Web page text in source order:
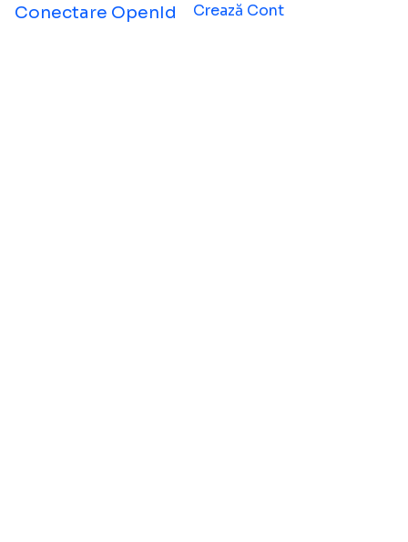
Conectare OpenId Crează Cont